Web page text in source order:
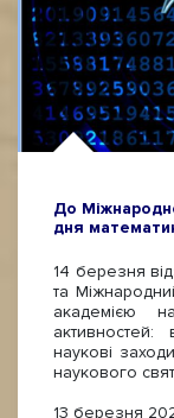
До
дня
14 березня
та
академією
активностей:
наукові
наукового
13 березня